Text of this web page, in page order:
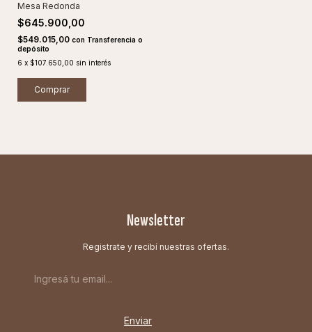
Mesa Redonda
$645.900,00
$549.015,00 con Transferencia o
depósito
6 x $107.650,00 sin interés
Newsletter
Registrate y recibí nuestras ofertas.